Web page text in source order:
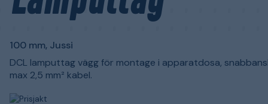
100 mm, Jussi
DCL lamputtag vägg för montage i apparatdosa,
max 2,5 mm² kabel.